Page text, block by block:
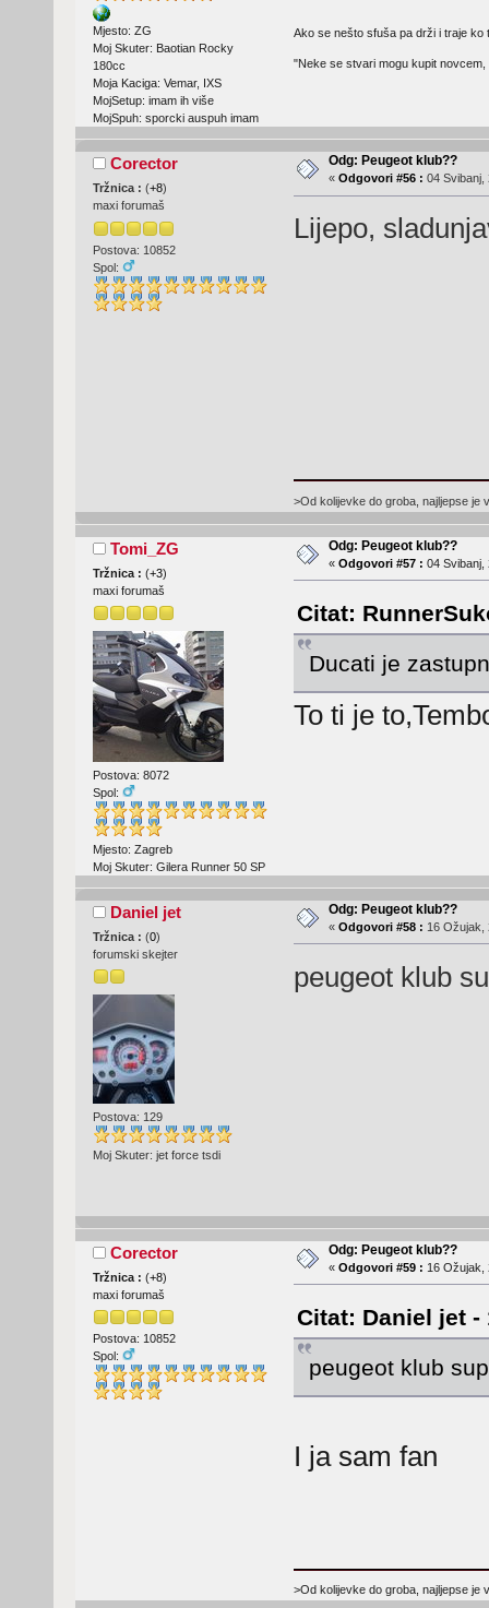
Mjesto: ZG
Moj Skuter: Baotian Rocky
180cc
Moja Kaciga: Vemar, IXS
MojSetup: imam ih više
MojSpuh: sporcki auspuh imam
Ako se nešto sfuša pa drži i traje
"Neke se stvari mogu kupit
Corector
Tržnica : (+8)
maxi forumaš
Postova: 10852
Spol:
Odg: Peugeot klub??
« Odgovori #56 : 04 Svibanj,
Lijepo,
>Od kolijevke do groba, najljepse je
Tomi_ZG
Tržnica : (+3)
maxi forumaš
Postova: 8072
Spol:
Mjesto: Zagreb
Moj Skuter: Gilera Runner 50 SP
Odg: Peugeot klub??
« Odgovori #57 : 04 Svibanj,
Citat:
Ducati je
To ti je
Daniel jet
Tržnica : (0)
forumski skejter
Postova: 129
Moj Skuter: jet force tsdi
Odg: Peugeot klub??
« Odgovori #58 : 16 Ožujak,
peugeot klub
Corector
Tržnica : (+8)
maxi forumaš
Postova: 10852
Spol:
Odg: Peugeot klub??
« Odgovori #59 : 16 Ožujak,
Citat: Daniel jet -
peugeot klub
I ja sam fan
>Od kolijevke do groba, najljepse je